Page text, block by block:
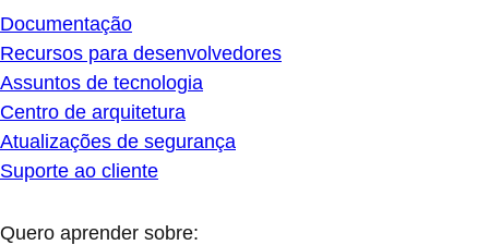
Documentação
Recursos para desenvolvedores
Assuntos de tecnologia
Centro de arquitetura
Atualizações de segurança
Suporte ao cliente
Quero aprender sobre: